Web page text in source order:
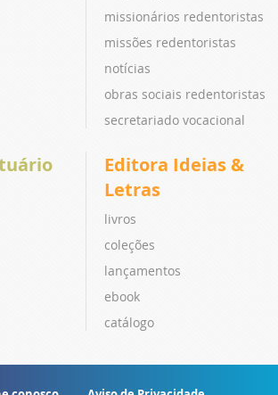
missionários redentoristas
missões redentoristas
notícias
obras sociais redentoristas
secretariado vocacional
Editora Ideias &
Letras
livros
coleções
lançamentos
ebook
catálogo